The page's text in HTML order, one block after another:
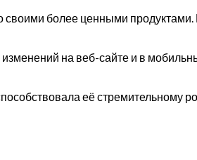
своими более ценными
на веб-сайте и в
её стремительному